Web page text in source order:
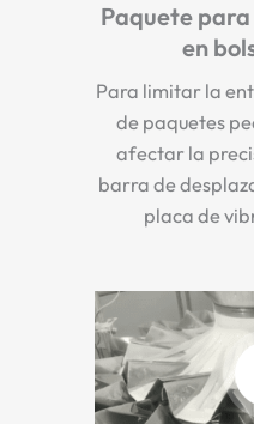
Paquete
en
Para limitar la
de paquetes
afectar la
barra de
placa de